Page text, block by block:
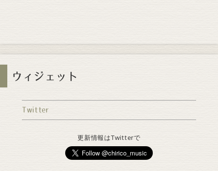
ウィジェット
Twitter
更新情報はTwitterで